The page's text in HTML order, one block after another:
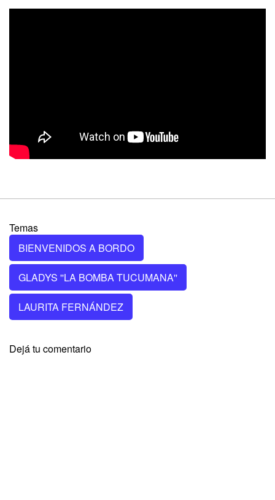
Temas
BIENVENIDOS A BORDO
GLADYS ''LA BOMBA TUCUMANA''
LAURITA FERNÁNDEZ
Dejá tu comentario